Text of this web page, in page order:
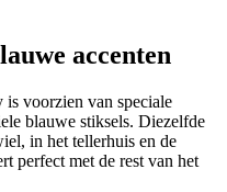
accenten
voorzien van speciale
blauwe stiksels. Diezelfde
in het tellerhuis en de
perfect met de rest van het